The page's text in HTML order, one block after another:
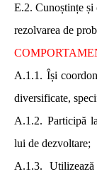
E.2. Cunoștințe și
rezolvarea de
A.1.1. Își
diversificate,
A.1.2. Participă
lui de dezvoltare;
A.1.3.